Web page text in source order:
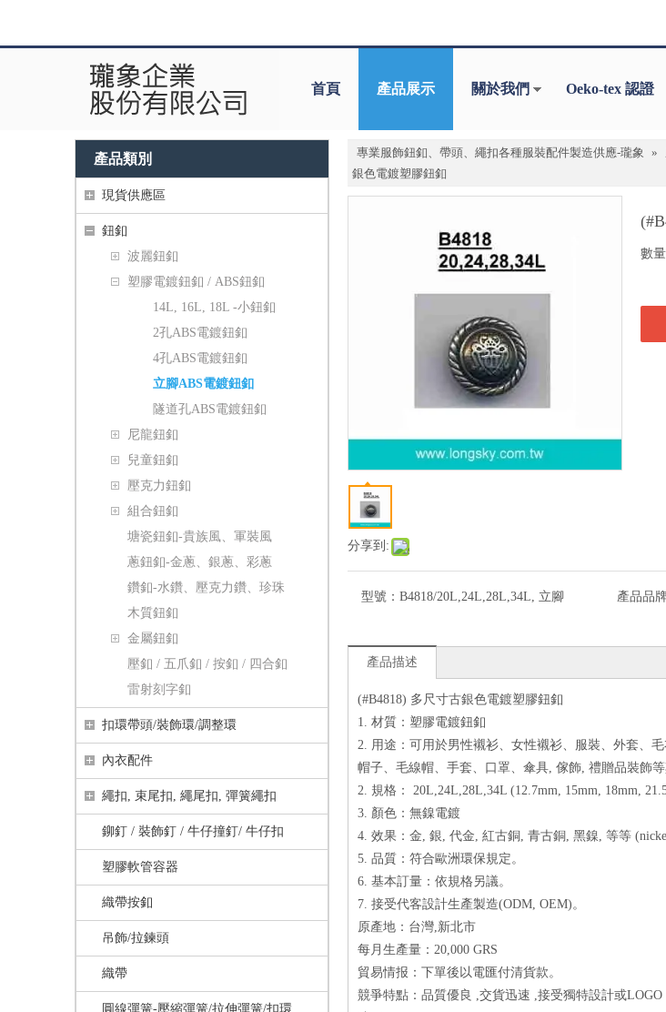
首頁 產品展示 關於我們 Oeko-tex 認證
產品類別
現貨供應區
鈕釦
波麗鈕釦
塑膠電鍍鈕釦 / ABS鈕釦
14L, 16L, 18L -小鈕釦
2孔ABS電鍍鈕釦
4孔ABS電鍍鈕釦
立腳ABS電鍍鈕釦
隧道孔ABS電鍍鈕釦
尼龍鈕釦
兒童鈕釦
壓克力鈕釦
組合鈕釦
塘瓷鈕釦-貴族風、軍裝風
蔥鈕釦-金蔥、銀蔥、彩蔥
鑽釦-水鑽、壓克力鑽、珍珠
木質鈕釦
金屬鈕釦
壓釦 / 五爪釦 / 按釦 / 四合釦
雷射刻字釦
扣環帶頭/裝飾環/調整環
內衣配件
繩扣, 束尾扣, 繩尾扣, 彈簧繩扣
鉚釘 / 裝飾釘 / 牛仔撞釘/ 牛仔扣
塑膠軟管容器
織帶按釦
吊飾/拉鍊頭
織帶
圓線彈簧-壓縮彈簧/拉伸彈簧/扣環
專業服飾鈕釦、帶頭、繩扣各種服裝配件製造供應-瓏象 »
銀色電鍍塑膠鈕釦
分享到:
數量
型號： B4818/20L,24L,28L,34L, 立腳 產品品牌
產品描述
(#B4818) 多尺寸古銀色電鍍塑膠鈕釦
1. 材質：塑膠電鍍鈕釦
2. 用途：可用於男性襯衫、女性襯衫、服裝、外套、
帽子、毛線帽、手套、口罩、傘具, 傢飾, 禮贈品裝飾等
2. 規格： 20L,24L,28L,34L (12.7mm, 15mm, 18mm,
3. 顏色：無鎳電鍍
4. 效果：金, 銀, 代金, 紅古銅, 青古銅, 黑鎳, 等等
5. 品質：符合歐洲環保規定。
6. 基本訂量：依規格另議。
7. 接受代客設計生產製造(ODM, OEM)。
原產地：台灣,新北市
每月生產量：20,000 GRS
貿易情报：下單後以電匯付清貨款。
競爭特點：品質優良 ,交貨迅速 ,接受獨特設計或